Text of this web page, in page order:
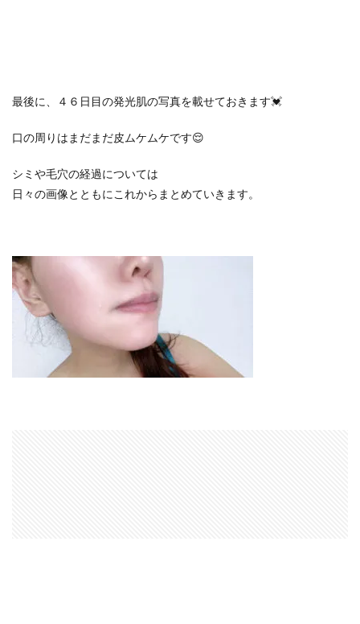
最後に、４６日目の発光肌の写真を載せておきます💓
口の周りはまだまだ皮ムケムケです😌
シミや毛穴の経過については
日々の画像とともにこれからまとめていきます。